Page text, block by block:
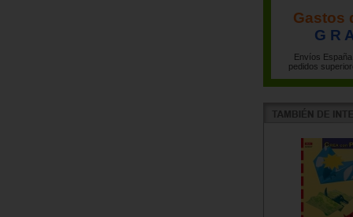
Gastos
G R
Envíos
pedidos